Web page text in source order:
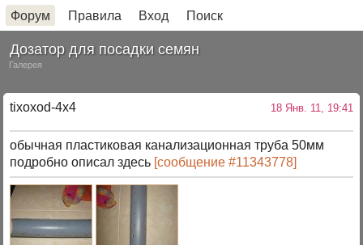
Форум Правила Вход Поиск
Дозатор для посадки семян
Галерея
tixoxod-4x4 18 Янв. 11, 19:41
обычная пластиковая канализационная труба 50мм
подробно описал здесь [сообщение #11343778]